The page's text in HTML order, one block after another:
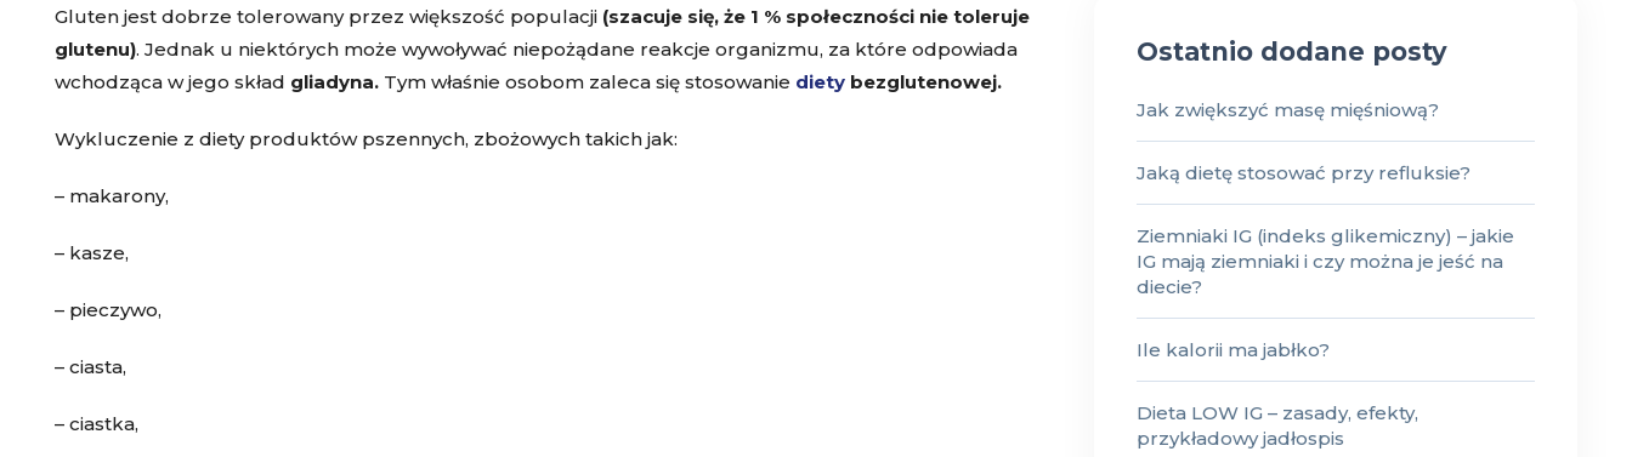
Gluten jest dobrze tolerowany przez większość populacji (szacuje się, że 1 % społeczności nie toleruje
glutenu). Jednak u niektórych może wywoływać niepożądane reakcje organizmu, za które odpowiada
wchodząca w jego skład gliadyna. Tym właśnie osobom zaleca się stosowanie diety bezglutenowej.
Wykluczenie z diety produktów pszennych, zbożowych takich jak:
– makarony,
– kasze,
– pieczywo,
– ciasta,
– ciastka,
Ostatnio dodane posty
Jak zwiększyć masę mięśniową?
Jaką dietę stosować przy refluksie?
Ziemniaki IG (indeks glikemiczny) – jakie
IG mają ziemniaki i czy można je jeść na
diecie?
Ile kalorii ma jabłko?
Dieta LOW IG – zasady, efekty,
przykładowy jadłospis